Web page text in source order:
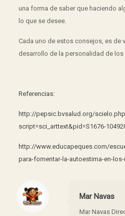
una forma de saber que haciendo
lo que se desee.
Cada uno de estos consejos, es de
desarrollo de la personalidad de los
Referencias:
http://pepsic.bvsalud.org/
script=sci_arttext&pid=S1676-
http://www.educapeques.com/
para-fomentar-la-autoestima-en-los-
Mar Navas
Mar Navas